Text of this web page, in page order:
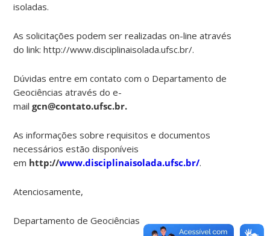
isoladas.
As solicitações podem ser realizadas on-line através
do link: http://www.disciplinaisolada.ufsc.br/.
Dúvidas entre em contato com o Departamento de
Geociências através do e-
mail gcn@contato.ufsc.br.
As informações sobre requisitos e documentos
necessários estão disponíveis
em http://www.disciplinaisolada.ufsc.br/.
Atenciosamente,
Departamento de Geociências